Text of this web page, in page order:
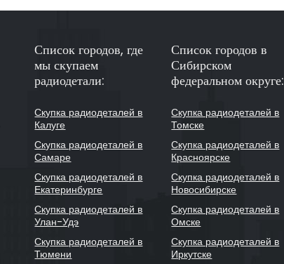
Список городов, где
мы скупаем
радиодетали:
Скупка радиодеталей в
Калуге
Скупка радиодеталей в
Самаре
Скупка радиодеталей в
Екатеринбурге
Скупка радиодеталей в
Улан-Удэ
Скупка радиодеталей в
Тюмени
Список городов в
Сибирском
федеральном округе:
Скупка радиодеталей в
Томске
Скупка радиодеталей в
Красноярске
Скупка радиодеталей в
Новосибирске
Скупка радиодеталей в
Омске
Скупка радиодеталей в
Иркутске